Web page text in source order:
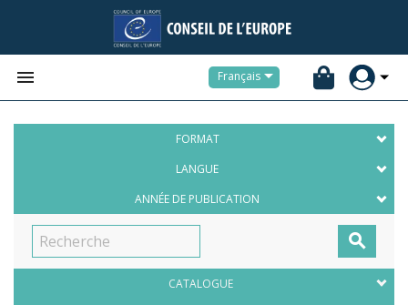
 Français
FORMAT
LANGUE
ANNÉE DE PUBLICATION

CATALOGUE